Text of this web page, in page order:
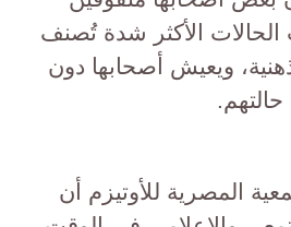
الحالات الأكثر شدة تُصنف
ويعيش أصحابها دون
المصرية للأوتيزم أن